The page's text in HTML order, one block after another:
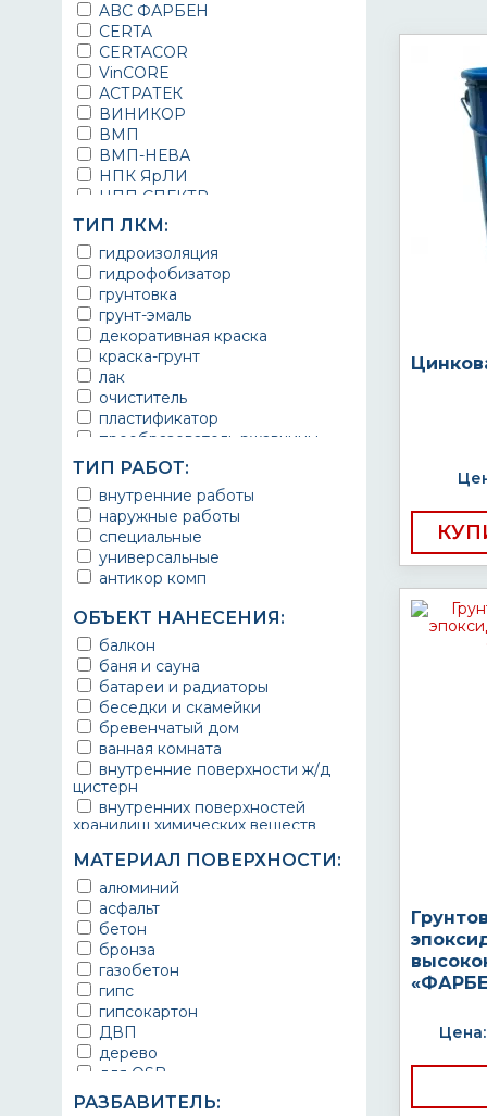
ABC ФАРБЕН
CERTA
CERTACOR
VinCORE
АСТРАТЕК
ВИНИКОР
ВМП
ВМП-НЕВА
НПК ЯрЛИ
НПП СПЕКТР
НПФ ЭМАЛЬ
ТЕРМА
УРЕПЛЕН
ТИП ЛКМ:
гидроизоляция
гидрофобизатор
грунтовка
грунт-эмаль
декоративная краска
краска-грунт
лак
очиститель
пластификатор
преобразователь ржавчины
эмаль
Краска
Покрытие
грунт эмаль
защитное покрытие
ТИП РАБОТ:
внутренние работы
наружные работы
специальные
универсальные
антикор комп
ОБЪЕКТ НАНЕСЕНИЯ:
балкон
баня и сауна
батареи и радиаторы
беседки и скамейки
бревенчатый дом
ванная комната
внутренние поверхности ж/д
цистерн
внутренних поверхностей
хранилищ химических веществ
ворота
выхлопные системы
автомобилей
газопроводы
гараж
гидротехнические сооружения
городской транспорт
грузовые вагоны
двери металлические
детали двигателей
детали машин
для автомобилей
МАТЕРИАЛ ПОВЕРХНОСТИ:
алюминий
асфальт
бетон
бронза
газобетон
гипс
гипсокартон
ДВП
дерево
для OSB
для бетона
РАЗБАВИТЕЛЬ:
Цена: